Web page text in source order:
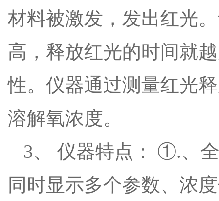
材料被激发，发出红光
高，释放红光的时间就
性。仪器通过测量红光
溶解氧浓度。
3、 仪器特点： ①.、
同时显示多个参数、浓